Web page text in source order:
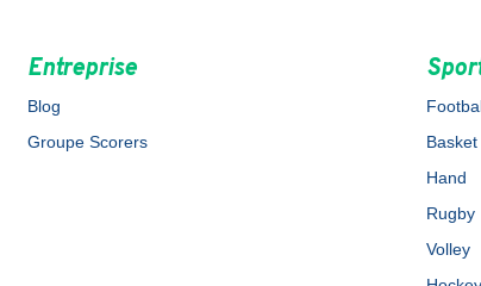
Entreprise
Blog
Groupe Scorers
Basket
Hand
Rugby
Volley